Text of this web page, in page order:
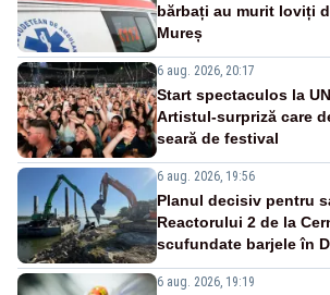
bărbați au murit loviți
Mureș
6 aug. 2026, 20:17
Start spectaculos la
Artistul-surpriză care
seară de festival
6 aug. 2026, 19:56
Planul decisiv pentru
Reactorului 2 de la
scufundate barjele în
6 aug. 2026, 19:19